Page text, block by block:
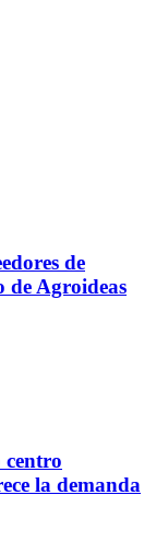
de
de Agroideas
la demanda